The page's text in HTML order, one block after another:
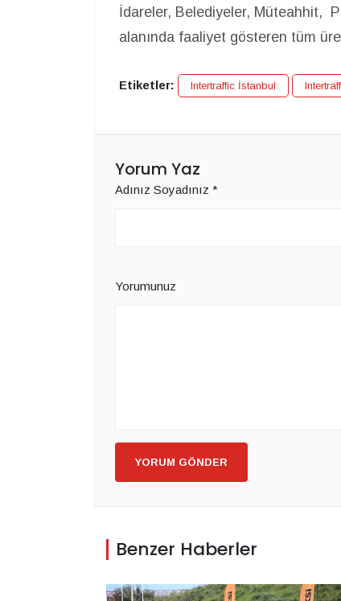
İdareler, Belediyeler, Müteahhit,
alanında faaliyet gösteren tüm
Etiketler: Intertraffic İstanbul
Yorum Yaz
Adınız Soyadınız *
Yorumunuz
YORUM GÖNDER
Benzer Haberler